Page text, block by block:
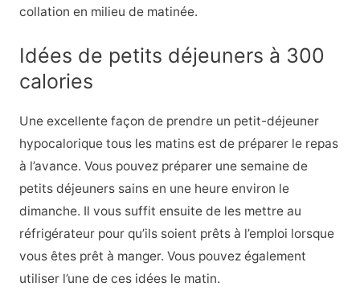
collation en milieu de matinée.
Idées de petits déjeuners à 300
calories
Une excellente façon de prendre un petit-déjeuner
hypocalorique tous les matins est de préparer le repas
à l’avance. Vous pouvez préparer une semaine de
petits déjeuners sains en une heure environ le
dimanche. Il vous suffit ensuite de les mettre au
réfrigérateur pour qu’ils soient prêts à l’emploi lorsque
vous êtes prêt à manger. Vous pouvez également
utiliser l’une de ces idées le matin.